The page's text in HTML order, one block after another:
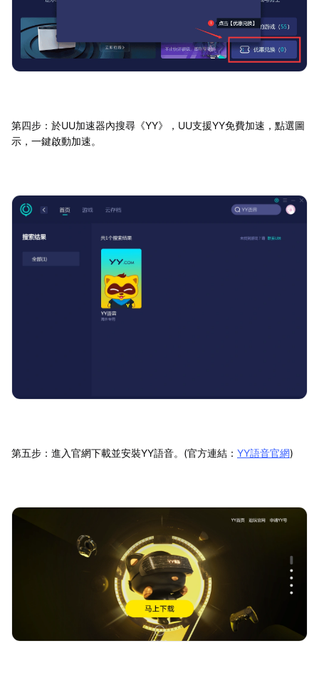
第四步：於UU加速器內搜尋《YY》，UU支援YY免費加速，點選圖
示，一鍵啟動加速。
第五步：進入官網下載並安裝YY語音。(官方連結： YY語音官網)